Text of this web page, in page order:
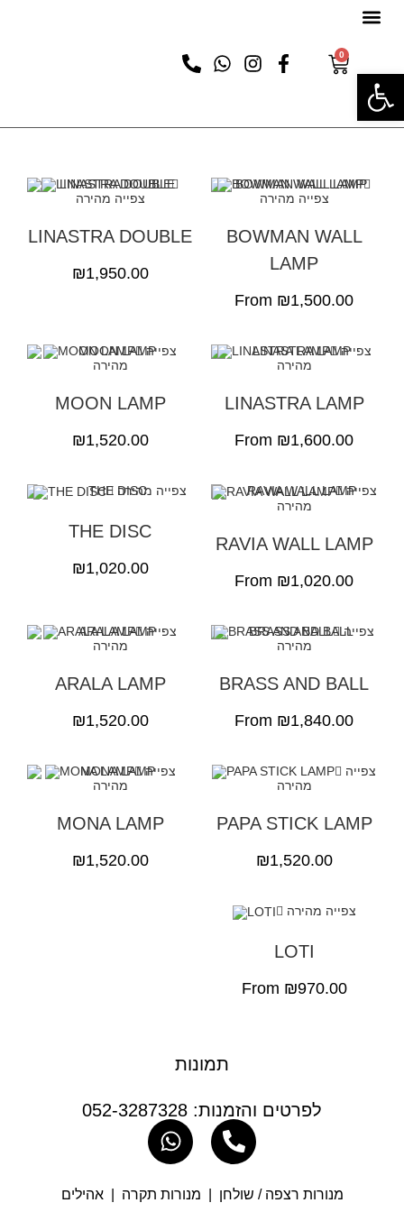
0
צפייה מהירה
BOWMAN WALL
LAMP
From ₪1,500.00
צפייה מהירה
LINASTRA DOUBLE
₪1,950.00
צפייה
מהירה
LINASTRA LAMP
From ₪1,600.00
צפייה
מהירה
MOON LAMP
₪1,520.00
צפייה
מהירה
RAVIA WALL LAMP
From ₪1,020.00
צפייה מהירה
THE DISC
₪1,020.00
צפייה
מהירה
BRASS AND BALL
From ₪1,840.00
צפייה
מהירה
ARALA LAMP
₪1,520.00
מהירה
PAPA STICK LAMP
₪1,520.00
צפייה
מהירה
MONA LAMP
₪1,520.00
צפייה מהירה
LOTI
From ₪970.00
תמונות
לפרטים והזמנות: 052-3287328
מנורות רצפה / שולחן מנורות תקרה |אהילים
פתח סרגל נגישות